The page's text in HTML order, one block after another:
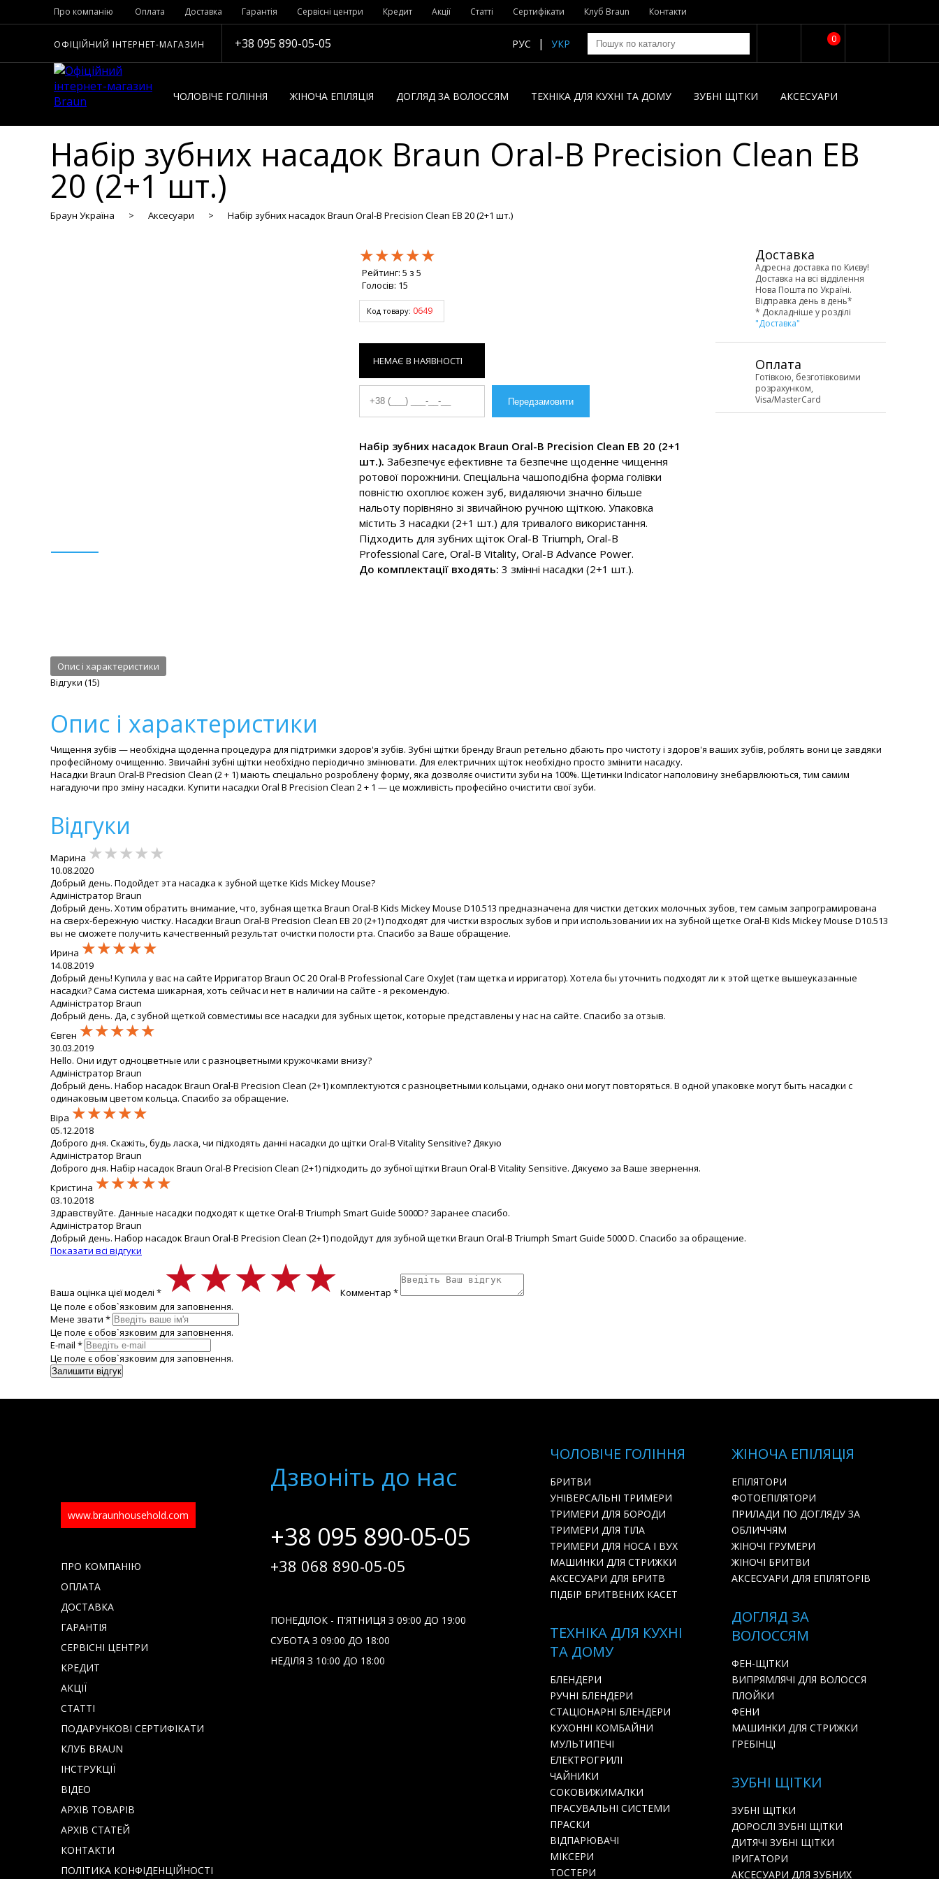
Про компанію Оплата Доставка Гарантія Сервісні центри Кредит Акції Статті Сертифікати Клуб Braun Контакти
ОФІЦІЙНИЙ ІНТЕРНЕТ-МАГАЗИН +38 095 890-05-05 0
РУС УКР
ЧОЛОВІЧЕ ГОЛІННЯ ЖІНОЧА ЕПІЛЯЦІЯ ДОГЛЯД ЗА ВОЛОССЯМ ТЕХНІКА ДЛЯ КУХНІ ТА ДОМУ ЗУБНІ ЩІТКИ AКСЕСУАРИ
Набір зубних насадок Braun Oral-B Precision Clean EB
20 (2+1 шт.)
Браун Україна Аксесуари Набір зубних насадок Braun Oral-B Precision Clean EB 20 (2+1 шт.)
★★★★★
★★★★★
★★★★★
Рейтинг: 5 з 5
Голосів: 15
Код товару: 0649
НЕМАЄ В НАЯВНОСТІ
Набір зубних насадок Braun Oral-B Precision Clean EB 20 (2+1
шт.). Забезпечує ефективне та безпечне щоденне чищення
ротової порожнини. Спеціальна чашоподібна форма голівки
повністю охоплює кожен зуб, видаляючи значно більше
нальоту порівняно зі звичайною ручною щіткою. Упаковка
містить 3 насадки (2+1 шт.) для тривалого використання.
Підходить для зубних щіток Oral-B Triumph, Oral-B
Professional Care, Oral-B Vitality, Oral-B Advance Power.
До комплектації входять: 3 змінні насадки (2+1 шт.).
Доставка
Адресна доставка по Києву!
Доставка на всі відділення
Нова Пошта по Україні.
Відправка день в день*
* Докладніше у розділі
"Доставка"
Оплата
Готівкою, безготівковими
розрахунком,
Visa/MasterCard
Опис і характеристики
Відгуки (15)
Опис і характеристики
Чищення зубів — необхідна щоденна процедура для підтримки здоров'я зубів. Зубні щітки бренду Braun ретельно дбають про чистоту і здоров'я ваших зубів, роблять вони це завдяки
професійному очищенню. Звичайні зубні щітки необхідно періодично змінювати. Для електричних щіток необхідно просто змінити насадку.
Насадки Braun Oral-B Precision Clean (2 + 1) мають спеціально розроблену форму, яка дозволяє очистити зуби на 100%. Щетинки Indicator наполовину знебарвлюються, тим самим
нагадуючи про зміну насадки. Купити насадки Oral B Precision Clean 2 + 1 — це можливість професійно очистити свої зуби.
Відгуки
Марина ★★★★★
★★★★★
★★★★★
10.08.2020
Добрый день. Подойдет эта насадка к зубной щетке Kids Mickey Mouse?
Адміністратор Braun
Добрый день. Хотим обратить внимание, что, зубная щетка Braun Oral-B Kids Mickey Mouse D10.513 предназначена для чистки детских молочных зубов, тем самым запрограмирована
на сверх-бережную чистку. Насадки Braun Oral-B Precision Clean EB 20 (2+1) подходят для чистки взрослых зубов и при использовании их на зубной щетке Oral-B Kids Mickey Mouse D10.513
вы не сможете получить качественный результат очистки полости рта. Спасибо за Ваше обращение.
Ирина ★★★★★
★★★★★
★★★★★
14.08.2019
Добрый день! Купила у вас на сайте Ирригатор Braun OC 20 Oral-B Professional Care OxyJet (там щетка и ирригатор). Хотела бы уточнить подходят ли к этой щетке вышеуказанные
насадки? Сама система шикарная, хоть сейчас и нет в наличии на сайте - я рекомендую.
Адміністратор Braun
Добрый день. Да, с зубной щеткой совместимы все насадки для зубных щеток, которые представлены у нас на сайте. Спасибо за отзыв.
Євген ★★★★★
★★★★★
★★★★★
30.03.2019
Hello. Они идут одноцветные или с разноцветными кружочками внизу?
Адміністратор Braun
Добрый день. Набор насадок Braun Oral-B Precision Clean (2+1) комплектуются с разноцветными кольцами, однако они могут повторяться. В одной упаковке могут быть насадки с
одинаковым цветом кольца. Спасибо за обращение.
Віра ★★★★★
★★★★★
★★★★★
05.12.2018
Доброго дня. Скажіть, будь ласка, чи підходять данні насадки до щітки Oral-B Vitality Sensitive? Дякую
Адміністратор Braun
Доброго дня. Набір насадок Braun Oral-B Precision Clean (2+1) підходить до зубної щітки Braun Oral-B Vitality Sensitive. Дякуємо за Ваше звернення.
Кристина ★★★★★
★★★★★
★★★★★
03.10.2018
Здравствуйте. Данные насадки подходят к щетке Oral-B Triumph Smart Guide 5000D? Заранее спасибо.
Адміністратор Braun
Добрый день. Набор насадок Braun Oral-B Precision Clean (2+1) подойдут для зубной щетки Braun Oral-B Triumph Smart Guide 5000 D. Спасибо за обращение.
Показати всі відгуки
Ваша оцінка цієї моделі * ★★★★★
★★★★★
★★★★★ Комментар *
Це поле є обов`язковим для заповнення.
Мене звати *
Це поле є обов`язковим для заповнення.
E-mail *
Це поле є обов`язковим для заповнення.
www.braunhousehold.com
ПРО КОМПАНІЮ
ОПЛАТА
ДОСТАВКА
ГАРАНТІЯ
СЕРВІСНІ ЦЕНТРИ
КРЕДИТ
АКЦІЇ
СТАТТІ
ПОДАРУНКОВІ СЕРТИФІКАТИ
КЛУБ BRAUN
IНСТРУКЦІЇ
ВІДЕО
АРХІВ ТОВАРІВ
АРХІВ СТАТЕЙ
КОНТАКТИ
ПОЛІТИКА КОНФІДЕНЦІЙНОСТІ
Дзвонiть до нас
+38 095 890-05-05
+38 068 890-05-05
ПОНЕДІЛОК - П'ЯТНИЦЯ З 09:00 ДО 19:00
СУБОТА З 09:00 ДО 18:00
НЕДІЛЯ З 10:00 ДО 18:00
ЧОЛОВІЧЕ ГОЛІННЯ
БРИТВИ
УНІВЕРСАЛЬНІ ТРИМЕРИ
ТРИМЕРИ ДЛЯ БОРОДИ
ТРИМЕРИ ДЛЯ ТІЛА
ТРИМЕРИ ДЛЯ НОСА І ВУХ
МАШИНКИ ДЛЯ СТРИЖКИ
АКСЕСУАРИ ДЛЯ БРИТВ
ПІДБІР БРИТВЕНИХ КАСЕТ
ЖІНОЧА ЕПІЛЯЦІЯ
ЕПІЛЯТОРИ
ФОТОЕПІЛЯТОРИ
ПРИЛАДИ ПО ДОГЛЯДУ ЗА
ОБЛИЧЧЯМ
ЖІНОЧІ ГРУМЕРИ
ЖІНОЧІ БРИТВИ
АКСЕСУАРИ ДЛЯ ЕПІЛЯТОРІВ
ДОГЛЯД ЗА
ВОЛОССЯМ
ФЕН-ЩІТКИ
ВИПРЯМЛЯЧІ ДЛЯ ВОЛОССЯ
ПЛОЙКИ
ФЕНИ
МАШИНКИ ДЛЯ СТРИЖКИ
ГРЕБІНЦІ
ТЕХНІКА ДЛЯ КУХНІ
ТА ДОМУ
БЛЕНДЕРИ
РУЧНІ БЛЕНДЕРИ
СТАЦІОНАРНІ БЛЕНДЕРИ
КУХОННІ КОМБАЙНИ
МУЛЬТИПЕЧІ
ЕЛЕКТРОГРИЛІ
ЧАЙНИКИ
СОКОВИЖИМАЛКИ
ПРАСУВАЛЬНІ СИСТЕМИ
ПРАСКИ
ВІДПАРЮВАЧІ
МІКСЕРИ
ТОСТЕРИ
ЗУБНІ ЩІТКИ
ЗУБНІ ЩІТКИ
ДОРОСЛІ ЗУБНІ ЩІТКИ
ДИТЯЧІ ЗУБНІ ЩІТКИ
ІРИГАТОРИ
АКСЕСУАРИ ДЛЯ ЗУБНИХ